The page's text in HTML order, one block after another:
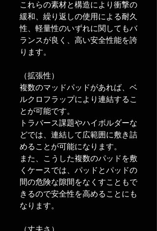
これらの素材と構造により衝撃の
緩和、繰り返しの使用による耐久
性、軽量性のいずれに関してもバ
ランスが良く、高い安全性能を誇
ります。
（拡張性）
複数のマッドパッドがあれば、ベ
ルクロフラップにより連結するこ
とが可能です。
トラバース課題やハイボルダーな
どでは、連結して広範囲に敷き詰
めることが可能になります。
また、こうした複数のパッドを敷
くケースでは、パッドとパッドの
間の危険な隙間をなくすこともで
きるので安全性を高めることにも
なります。